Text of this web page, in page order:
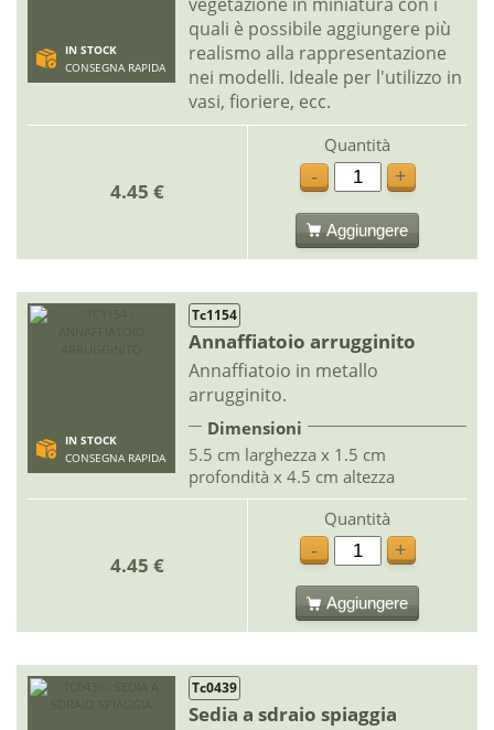
IN STOCK
CONSEGNA RAPIDA
quali è possibile aggiungere più
realismo alla rappresentazione
nei modelli. Ideale per l'utilizzo in
vasi, fioriere, ecc.
4.45 €
Quantità
-
+
Aggiungere
IN STOCK
CONSEGNA RAPIDA
Tc1154
Annaffiatoio arrugginito
Annaffiatoio in metallo
arrugginito.
Dimensioni
5.5 cm larghezza x 1.5 cm
profondità x 4.5 cm altezza
4.45 €
Quantità
-
+
Aggiungere
Tc0439
Sedia a sdraio spiaggia